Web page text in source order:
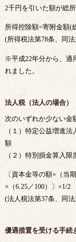
2千円を引いた額が総
所得控除額=寄附金額(
(所得税法第78条、同
※平成22年分から、適
れました。
法人税（法人の場合）
次のいずれか少ない金
（１）特定公益増進
額
（２）特別損金算入限
〔資本金等の額×（当
×（6.25／100）〕×1/2
(法人税法第37条、同
優遇措置を受ける手続